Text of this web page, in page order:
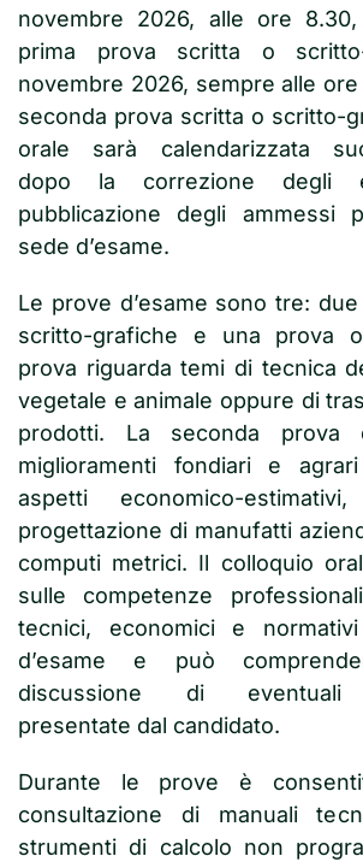
novembre 2026, alle ore
prima prova scritta o
novembre 2026, sempre alle
seconda prova scritta o scritto-
orale sarà calendarizzata
dopo la correzione degli
pubblicazione degli ammessi
sede d’esame.
Le prove d’esame sono tre:
scritto-grafiche e una prova
prova riguarda temi di tecnica
vegetale e animale oppure di
prodotti. La seconda prova
miglioramenti fondiari e
aspetti economico-
progettazione di manufatti
computi metrici. Il colloquio
sulle competenze
tecnici, economici e
d’esame e può
discussione di eventuali
presentate dal candidato.
Durante le prove è
consultazione di manuali
strumenti di calcolo non